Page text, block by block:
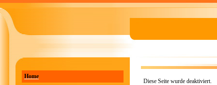
Home
Diese Seite wurde deaktiviert.